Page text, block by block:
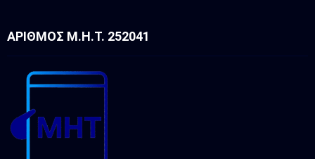
ΑΡΙΘΜΌΣ Μ.Η.Τ. 252041